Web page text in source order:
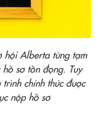
hội Alberta từng tạm
sơ tồn đọng. Tuy
chính thức được
nộp hồ sơ